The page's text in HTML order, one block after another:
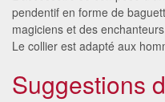
pendentif en forme de
magiciens et des
Le collier est adapté aux
Suggestions